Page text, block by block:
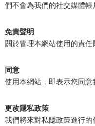
們不會為我們的社交媒體帳
免責聲明
關於管理本網站使用的責任
同意
使用本網站，即表示您同意
更改隱私政策
我們將來對私隱政策進行